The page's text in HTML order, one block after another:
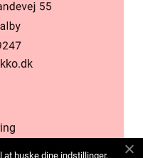
huske dine indstillinger,